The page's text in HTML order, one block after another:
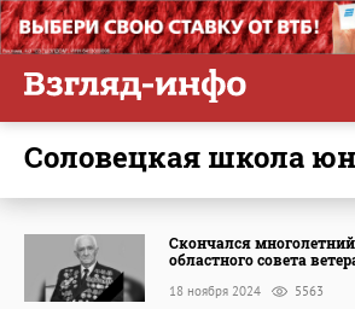
Соловецкая школа
Скончался
областного совета
18 ноября 2024 5563